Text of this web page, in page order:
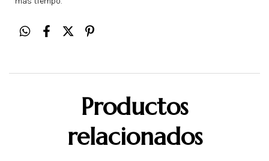
Productos
relacionados